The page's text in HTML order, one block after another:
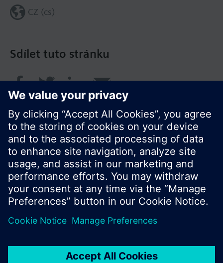
Sdílet tuto stránku
CZ (cs)
© Siemens Switzerland Ltd. 2017
Portfolio výrobků a ceny se mohou pro každou
Podmínky užití